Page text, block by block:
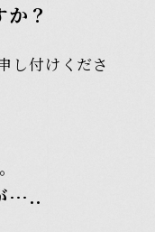
？
し付けくださ
…..